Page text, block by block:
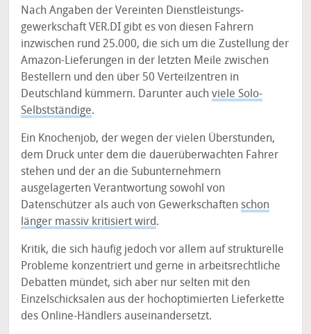
Nach Angaben der Vereinten Dienstleistungs­
gewerkschaft VER.DI gibt es von diesen Fahrern
inzwischen rund 25.000, die sich um die Zustellung der
Amazon-Lieferungen in der letzten Meile zwischen
Bestellern und den über 50 Verteilzentren in
Deutschland kümmern. Darunter auchviele Solo-
Selbstständige.
Ein Knochenjob, der wegen der vielen Überstunden,
dem Druck unter dem die dauerüberwachten Fahrer
stehen und der an die Subunternehmern
ausgelagerten Verantwortung sowohl von
Datenschützer als auch von Gewerkschaftenschon
länger massiv kritisiert wird.
Kritik, die sich häufig jedoch vor allem auf strukturelle
Probleme konzentriert und gerne in arbeitsrechtliche
Debatten mündet, sich aber nur selten mit den
Einzelschicksalen aus der hochoptimierten Lieferkette
des Online-Händlers auseinandersetzt.